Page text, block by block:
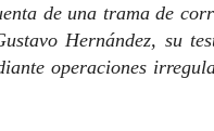
de una trama de
Hernández, su
operaciones